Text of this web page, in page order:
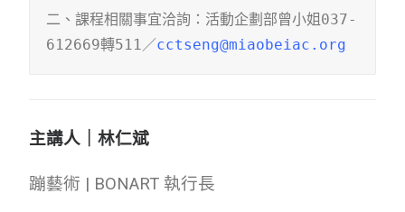
二、課程相關事宜洽詢：活動企劃部曾小姐037-
612669轉511／
主講人｜林仁斌
蹦藝術 | BONART 執行長